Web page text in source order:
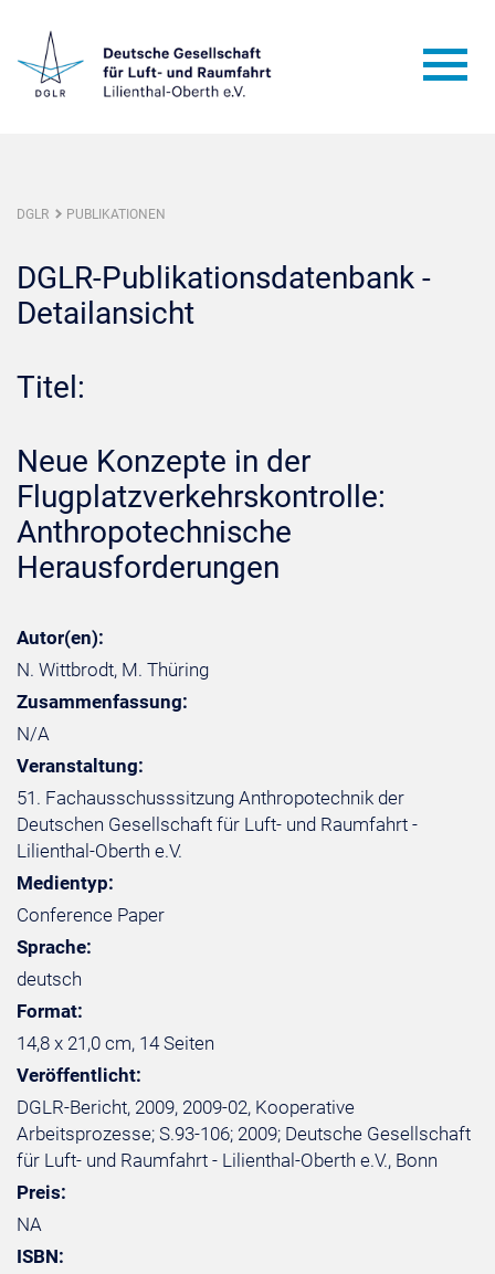
DGLR PUBLIKATIONEN
DGLR-Publikationsdatenbank -
Detailansicht
Titel:
Neue Konzepte in der
Flugplatzverkehrskontrolle:
Anthropotechnische
Herausforderungen
Autor(en):
N. Wittbrodt, M. Thüring
Zusammenfassung:
N/A
Veranstaltung:
51. Fachausschusssitzung Anthropotechnik der
Deutschen Gesellschaft für Luft- und Raumfahrt -
Lilienthal-Oberth e.V.
Medientyp:
Conference Paper
Sprache:
deutsch
Format:
14,8 x 21,0 cm, 14 Seiten
Veröffentlicht:
DGLR-Bericht, 2009, 2009-02, Kooperative
Arbeitsprozesse; S.93-106; 2009; Deutsche Gesellschaft
für Luft- und Raumfahrt - Lilienthal-Oberth e.V., Bonn
Preis:
NA
ISBN: